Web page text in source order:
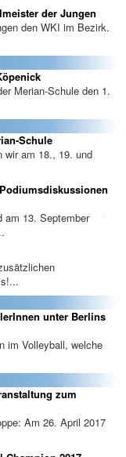
der Jungen
den WKI im Bezirk.
Merian-Schule den 1.
Schule
wir am 18., 19. und
am 13. September
unter Berlins
im Volleyball, welche
zum
Am 26. April 2017